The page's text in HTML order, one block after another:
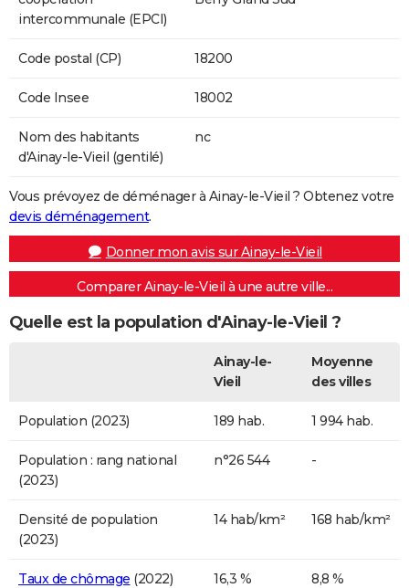
intercommunale (EPCI)
Code postal (CP) 18200
Code Insee 18002
Nom des habitants
d'Ainay-le-Vieil (gentilé)
nc
Vous prévoyez de déménager à Ainay-le-Vieil ? Obtenez votre
devis déménagement.
Donner mon avis sur Ainay-le-Vieil
Comparer Ainay-le-Vieil à une autre ville...
Quelle est la population d'Ainay-le-Vieil ?
Ainay-le-
Vieil
Moyenne
des villes
Population (2023) 189 hab. 1 994 hab.
Population : rang national
(2023)
n°26 544 -
Densité de population
(2023)
14 hab/km² 168 hab/km²
Taux de chômage (2022) 16,3 % 8,8 %